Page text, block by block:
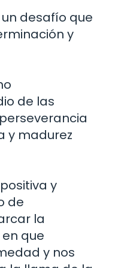
desafío que
y
de las
y madurez
y
de
la
que
y nos